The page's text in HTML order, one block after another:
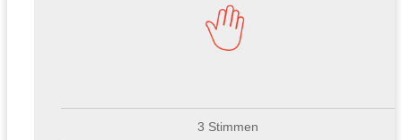
3 Stimmen